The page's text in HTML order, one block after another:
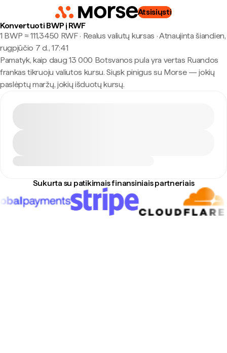
Atsisiųsti
Konvertuoti BWP į RWF
1 BWP ≈ 111,3450 RWF · Realus valiutų kursas ·Atnaujinta šiandien,
rugpjūčio 7 d., 17:41
Pamatyk, kaip daug 13 000 Botsvanos pula yra vertas Ruandos
frankas tikruoju valiutos kursu. Siųsk pinigus su Morse — jokių
paslėptų maržų, jokių išduotų kursų.
Sukurta su patikimais finansiniais partneriais